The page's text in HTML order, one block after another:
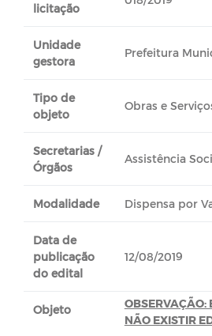
licitação
Unidade
gestora
Prefeitura
Tipo de
objeto
Obras e
Secretarias /
Órgãos
Assistência
Modalidade Dispensa por
Data de
publicação
do edital
12/08/2019
Objeto
OBSERVAÇÃO:
NÃO EXISTIR